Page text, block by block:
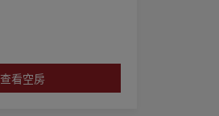
查看空房